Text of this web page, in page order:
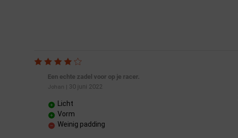
Een echte zadel voor op je racer.
Johan | 30 juni 2022
Licht
Vorm
Weinig padding